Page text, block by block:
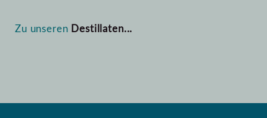
Zu unseren Destillaten...